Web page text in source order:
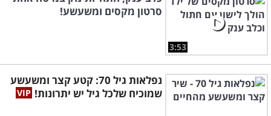
3:53
סרטון מקסים ומשעשע!
נפלאות גיל 70: קטע קצר ומשעשע
שמוכיח שלכל גיל יש יתרונות!